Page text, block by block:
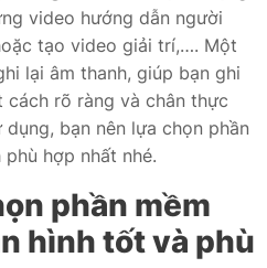
video hướng dẫn người
tạo video giải trí,…. Một
lại âm thanh, giúp bạn ghi
rõ ràng và chân thực
bạn nên lựa chọn phần
hợp nhất nhé.
phần mềm
hình tốt và phù